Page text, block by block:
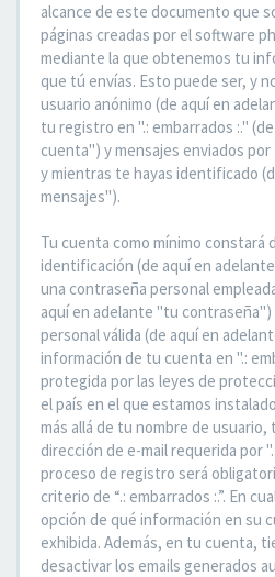
alcance de este documento que
páginas creadas por el software
mediante la que obtenemos tu
que tú envías. Esto puede ser, y
usuario anónimo (de aquí en
tu registro en ".: embarrados :."
cuenta") y mensajes enviados
y mientras te hayas identificado
mensajes").
Tu cuenta como mínimo constará
identificación (de aquí en
una contraseña personal
aquí en adelante "tu contraseña")
personal válida (de aquí en
información de tu cuenta en ".:
protegida por las leyes de
el país en el que estamos
más allá de tu nombre de
dirección de e-mail requerida por
proceso de registro será
criterio de “.: embarrados :.”. En
opción de qué información en su
exhibida. Además, en tu cuenta,
desactivar los emails generados